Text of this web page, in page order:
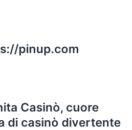
pinup.com
Casinò, cuore
di casinò divertente